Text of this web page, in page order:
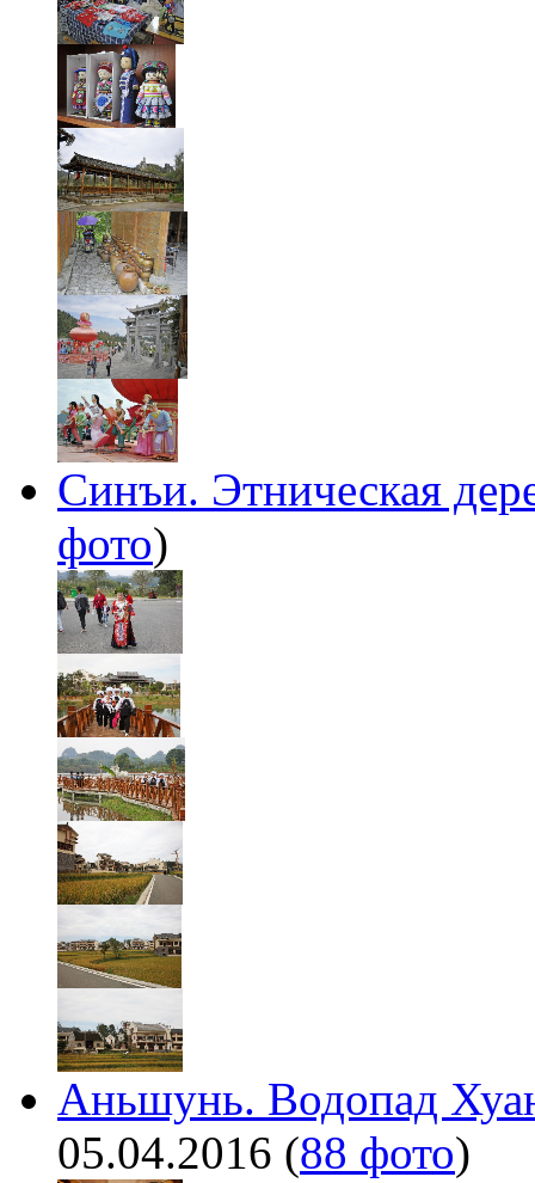
Синъи. Этническая
фото)
Аньшунь. Водопад
05.04.2016 (88 фото)